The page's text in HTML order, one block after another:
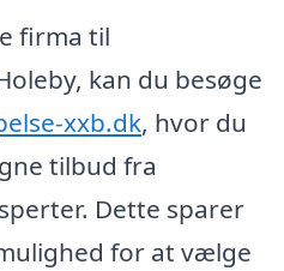
firma til
kan du besøge
xxb.dk, hvor du
tilbud fra
Dette sparer
for at vælge